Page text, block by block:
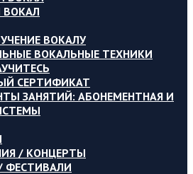
ВОКАЛУ
ВОКАЛЬНЫЕ ТЕХНИКИ
СЕРТИФИКАТ
ЗАНЯТИЙ: АБОНЕМЕНТНАЯ И
/ КОНЦЕРТЫ
ФЕСТИВАЛИ